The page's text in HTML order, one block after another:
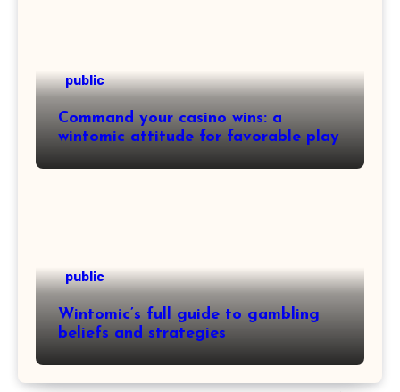
public
Command your casino wins: a
wintomic attitude for favorable play
public
Wintomic’s full guide to gambling
beliefs and strategies